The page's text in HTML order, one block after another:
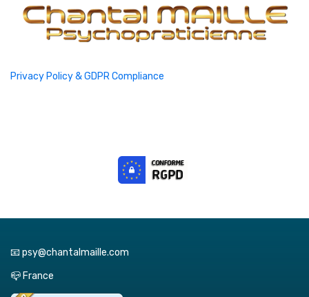
Privacy Policy & GDPR Compliance
📧 psy@chantalmaille.com
📪 France